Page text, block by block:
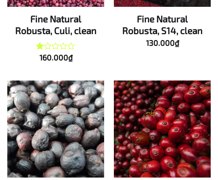
Fine Natural
Robusta, Culi, clean
Được
1.00
5
sao
160.000₫
Fine Natural
Robusta, S14, clean
130.000₫